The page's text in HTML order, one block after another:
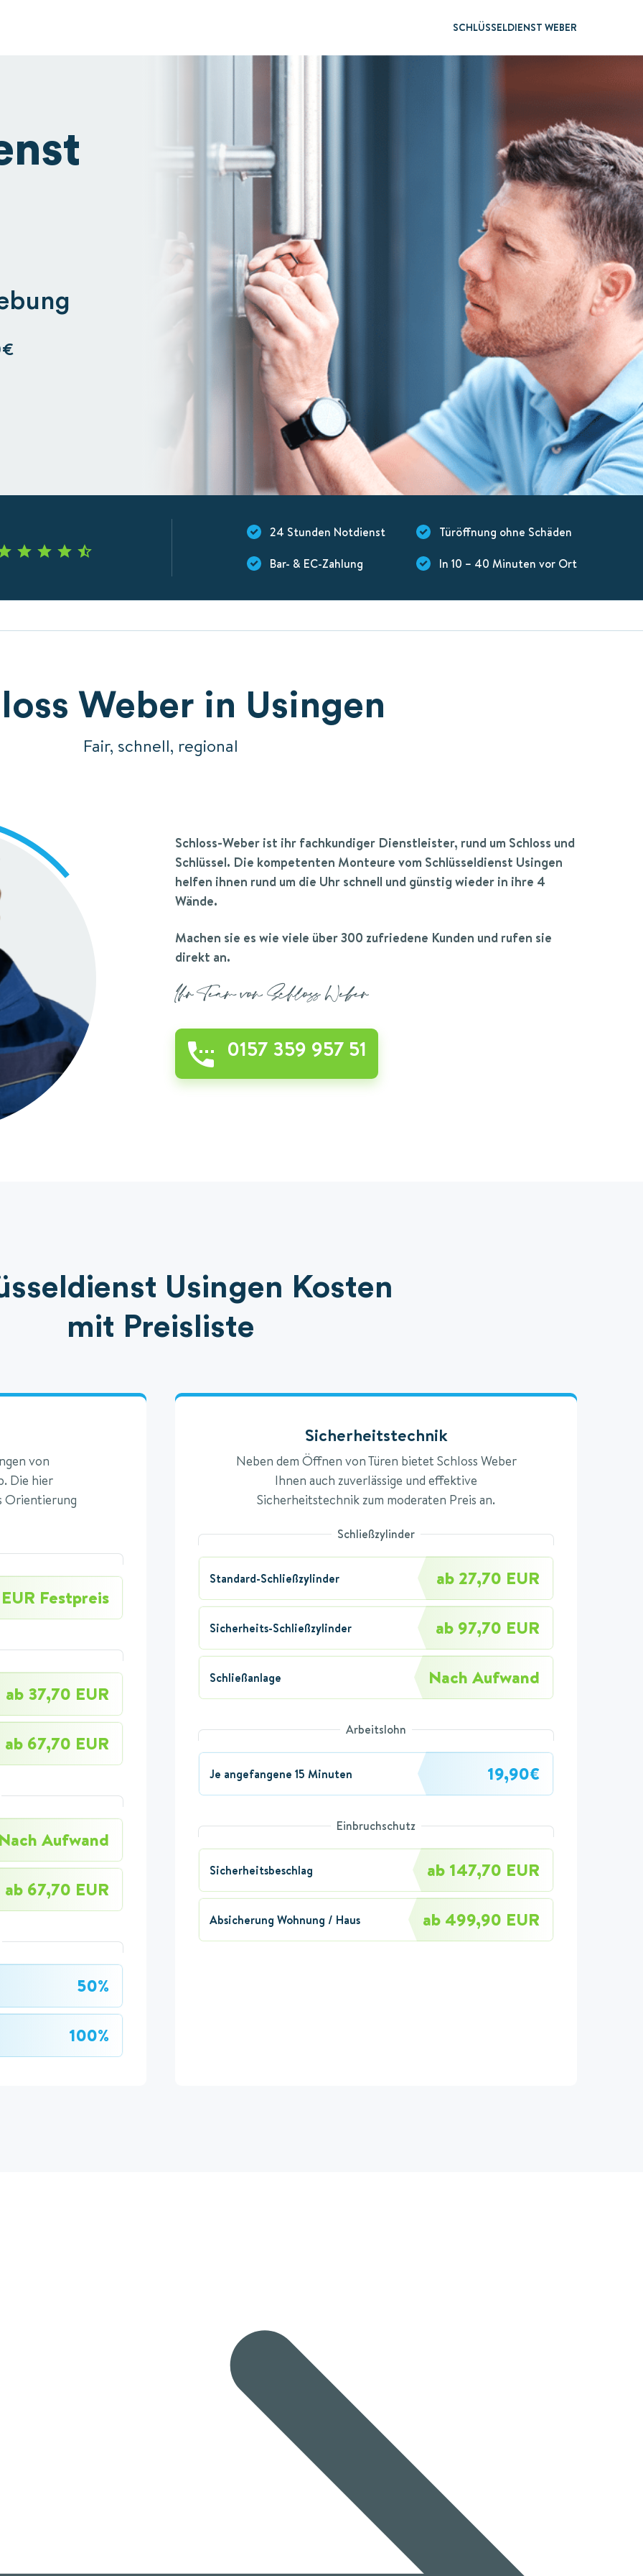
SCHLÜSSELDIENST WEBER
24 Stunden Notdienst
Türöffnung ohne Schäden
Bar- & EC-Zahlung
In 10 – 40 Minuten vor Ort
Weber in Usingen
Fair, schnell, regional
Schloss-Weber ist ihr fachkundiger Dienstleister, rund um Schloss und
Schlüssel. Die kompetenten Monteure vom Schlüsseldienst Usingen
helfen ihnen rund um die Uhr schnell und günstig wieder in ihre 4
Wände.
Machen sie es wie viele über 300 zufriedene Kunden und rufen sie
direkt an.
Ihr Team von Schloss Weber
0157 359 957 51
Usingen Kosten
mit Preisliste
von
Die hier
Orientierung
Festpreis
ab 37,70 EUR
ab 67,70 EUR
Aufwand
ab 67,70 EUR
50%
100%
Sicherheitstechnik
Neben dem Öffnen von Türen bietet Schloss Weber
Ihnen auch zuverlässige und effektive
Sicherheitstechnik zum moderaten Preis an.
Schließzylinder
Standard-Schließzylinder ab 27,70 EUR
Sicherheits-Schließzylinder ab 97,70 EUR
Schließanlage Nach Aufwand
Arbeitslohn
Je angefangene 15 Minuten 19,90€
Einbruchschutz
Sicherheitsbeschlag ab 147,70 EUR
Absicherung Wohnung / Haus ab 499,90 EUR